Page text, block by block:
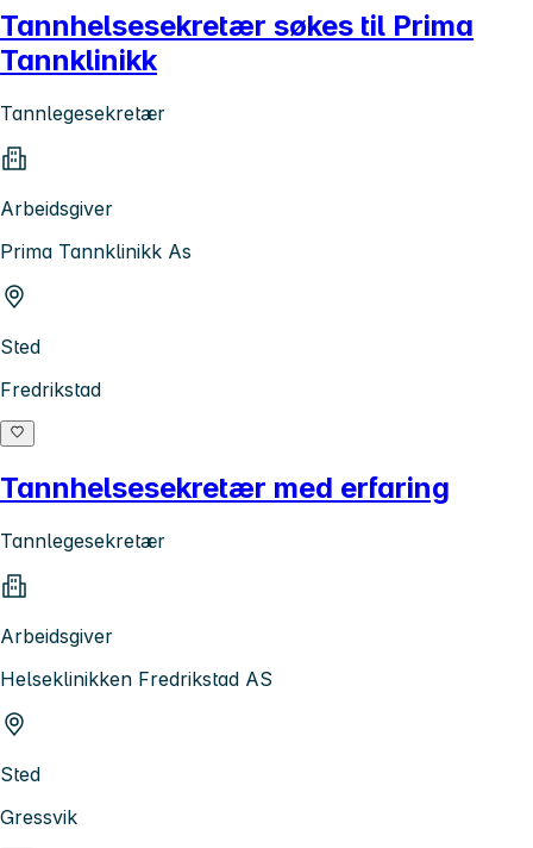
Tannhelsesekretær søkes til Prima
Tannklinikk
Tannlegesekretær
Arbeidsgiver
Prima Tannklinikk As
Sted
Fredrikstad
Tannhelsesekretær med erfaring
Tannlegesekretær
Arbeidsgiver
Helseklinikken Fredrikstad AS
Sted
Gressvik